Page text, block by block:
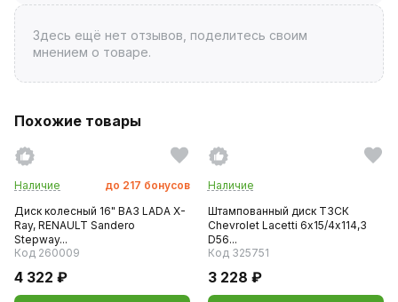
Здесь ещё нет отзывов, поделитесь своим
мнением о товаре.
Похожие товары
Наличие до 217 бонусов
Диск колесный 16" ВАЗ LADA X-
Ray, RENAULT Sandero
Stepway...
Код 260009
4 322 ₽
Наличие
Штампованный диск ТЗСК
Chevrolet Lacetti 6х15/4х114,3
D56...
Код 325751
3 228 ₽